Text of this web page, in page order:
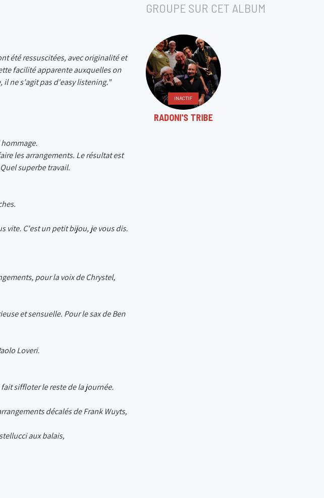
Silver
été ressuscitées, avec originalité et
facilité apparente auxquelles on
il ne s'agit pas d'easy listening."
les arrangements. Le résultat est
superbe travail.
vite. C'est un petit bijou, je vous dis.
pour la voix de Chrystel,
et sensuelle. Pour le sax de Ben
Loveri.
siffloter le reste de la journée.
décalés de Frank Wuyts,
aux balais,
GROUPE SUR CET ALBUM
INACTIF
RADONI'S TRIBE